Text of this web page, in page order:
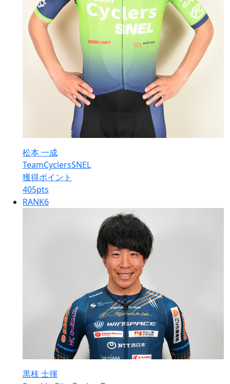
松本 一成
TeamCyclersSNEL
獲得ポイント
405pts
RANK6
黒枝 士揮